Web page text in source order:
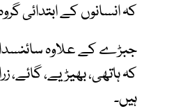
کہ انسانوں کے ابتدائی
جبڑے کے علاوہ
کہ ہاتھی، بھیڑیے، گائے،
ہیں۔